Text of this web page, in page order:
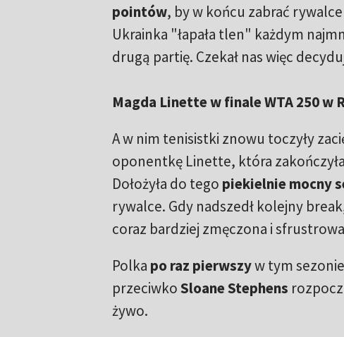
pointów, by w końcu zabrać
Ukrainka "łapała tlen" każdym
drugą partię. Czekał nas więc
Magda Linette w finale WTA 250 w
A w nim tenisistki znowu toczyły
oponentkę Linette, która
Dołożyła do tego piekielnie mocny
rywalce. Gdy nadszedł kolejny
coraz bardziej zmęczona i
Polka po raz pierwszyw tym
przeciwkoSloane Stephens
żywo.